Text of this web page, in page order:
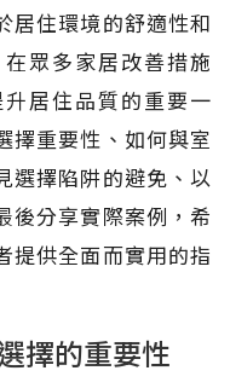
居住環境的舒適性和
眾多家居改善措施
居住品質的重要一
擇重要性、如何與室
選擇陷阱的避免、以
後分享實際案例，希
提供全面而實用的指
擇的重要性